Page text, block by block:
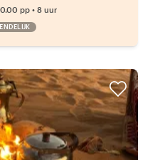
pp • 8 uur